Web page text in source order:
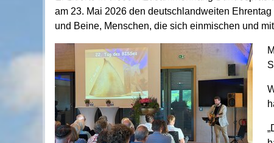
am 23. Mai 2026 den deutschlandweiten
und Beine, Menschen, die sich einmischen und